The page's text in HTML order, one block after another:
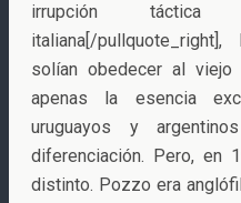
irrupción
italiana[/
solían obedecer al
apenas la esencia
uruguayos y
diferenciación. Pero, en
distinto. Pozzo era